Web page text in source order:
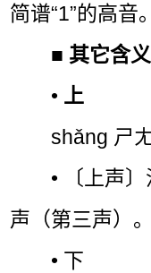
简谱“1”的高音。
■ 其它含义
• 上
shǎng ㄕ
• 〔上声
声（第三声）。
• 下